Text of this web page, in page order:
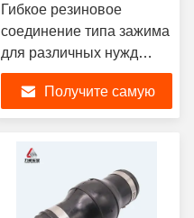
Гибкое резиновое
соединение типа зажима
для различных нужд
DN200
Получите самую